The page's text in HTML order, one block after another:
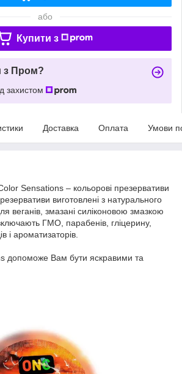
або
Купити з
з Пром?
захистом
Доставка Оплата Умови
Sensations – кольорові презервативи
виготовлені з натурального
веганів, змазані силіконовою змазкою
ГМО, парабенів, гліцерину,
і ароматизаторів.
допоможе Вам бути яскравими та